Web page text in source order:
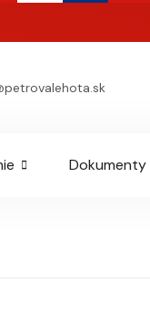
Dokumenty